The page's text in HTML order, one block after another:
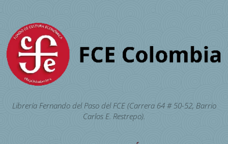
Librería Fernando del Paso del FCE (Carrera 64 # 50-52, Barrio
Carlos E. Restrepo).